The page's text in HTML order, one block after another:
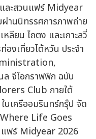
ละสวนแฟร์ Midyear
านนิทรรศการภาพถ่าย
ลียน ไถตง และเกาะลวี่
งเที่ยวไต้หวัน ประจำ
จีโอกราฟฟิก ฉบับ
Club ภายใต้
เครืออมรินทร์กรุ๊ป จัด
Life Goes
ฟร์ Midyear 2026